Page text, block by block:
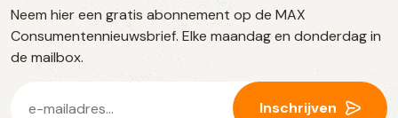
social
media
Neem hier een gratis abonnement op de MAX
Consumentennieuwsbrief. Elke maandag en donderdag in
de mailbox.
Inschrijven